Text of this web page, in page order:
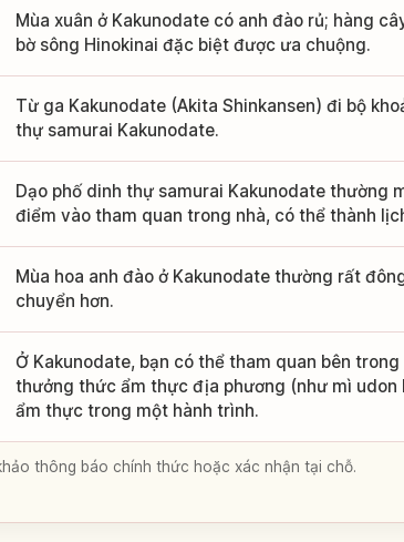
Mùa xuân ở Kakunodate có anh đào rủ; hàng
bờ sông Hinokinai đặc biệt được ưa chuộng.
Từ ga Kakunodate (Akita Shinkansen) đi bộ
thự samurai Kakunodate.
Dạo phố dinh thự samurai Kakunodate thường
điểm vào tham quan trong nhà, có thể thành
Mùa hoa anh đào ở Kakunodate thường rất
chuyển hơn.
Ở Kakunodate, bạn có thể tham quan bên
thưởng thức ẩm thực địa phương (như mì
ẩm thực trong một hành trình.
thông báo chính thức hoặc xác nhận tại chỗ.